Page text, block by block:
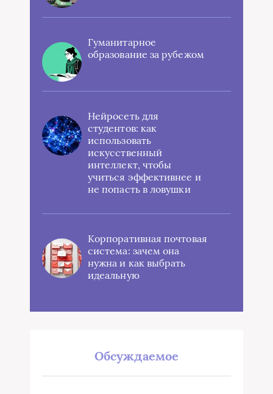
Гуманитарное
образование за рубежом
Нейросеть для
студентов: как
использовать
искусственный
интеллект, чтобы
учиться эффективнее и
не попасть в ловушки
Корпоративная почтовая
система: зачем она
нужна и как выбрать
идеальную
Обсуждаемое